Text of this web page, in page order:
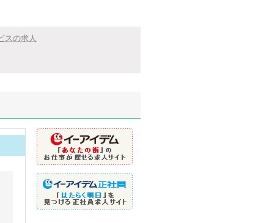
スの求人